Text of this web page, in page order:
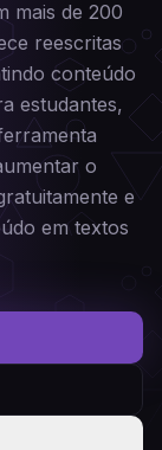
mais de 200
reescritas
conteúdo
estudantes,
o
e
em textos